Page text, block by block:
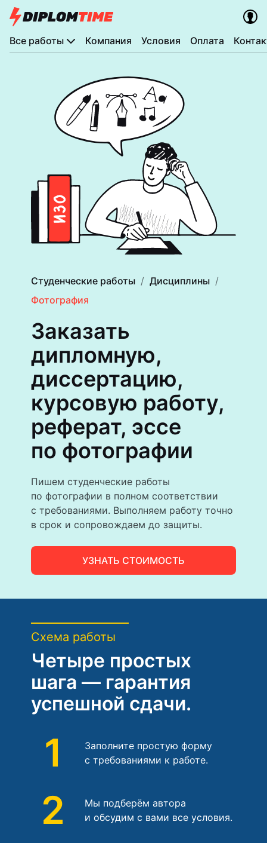
Все работы Компания Условия Оплата
Студенческие работы
Дисциплины
Фотография
Заказать
дипломную,
диссертацию,
курсовую работу,
реферат, эссе
по фотографии
Пишем студенческие работы
по фотографии в полном соответствии
с требованиями. Выполняем работу точно
в срок и сопровождаем до защиты.
УЗНАТЬ СТОИМОСТЬ
Схема работы
Четыре простых
шага — гарантия
успешной сдачи.
1
Заполните простую форму
с требованиями к работе.
2
Мы подберём автора
и обсудим с вами все условия.